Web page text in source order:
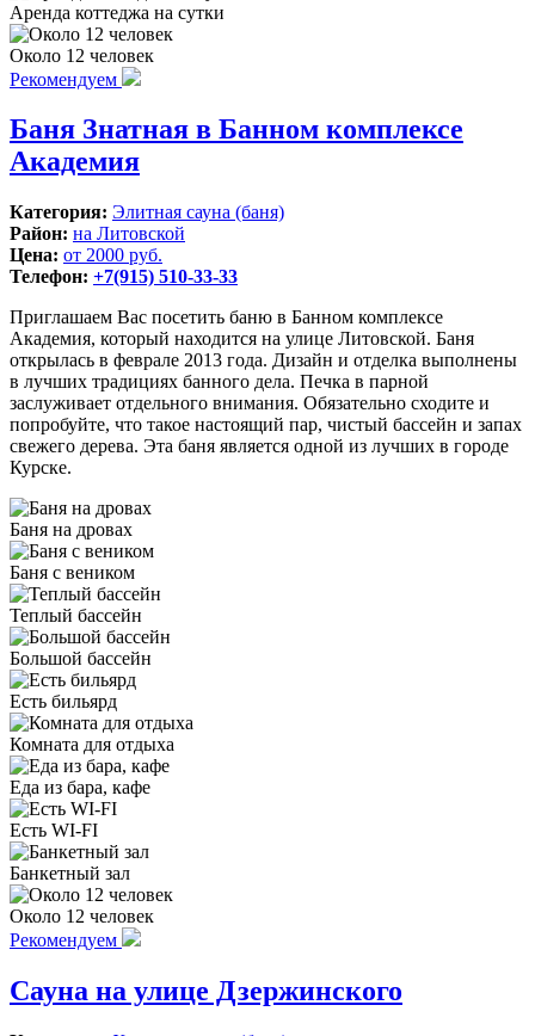
Аренда коттеджа на сутки
Около 12 человек
Рекомендуем
Баня Знатная в Банном комплексе
Академия
Категория: Элитная сауна (баня)
Район: на Литовской
Цена: от 2000 руб.
Телефон: +7(915) 510-33-33
Приглашаем Вас посетить баню в Банном комплексе
Академия, который находится на улице Литовской. Баня
открылась в феврале 2013 года. Дизайн и отделка выполнены
в лучших традициях банного дела. Печка в парной
заслуживает отдельного внимания. Обязательно сходите и
попробуйте, что такое настоящий пар, чистый бассейн и запах
свежего дерева. Эта баня является одной из лучших в городе
Курске.
Баня на дровах
Баня с веником
Теплый бассейн
Большой бассейн
Есть бильярд
Комната для отдыха
Еда из бара, кафе
Есть WI-FI
Банкетный зал
Около 12 человек
Рекомендуем
Сауна на улице Дзержинского